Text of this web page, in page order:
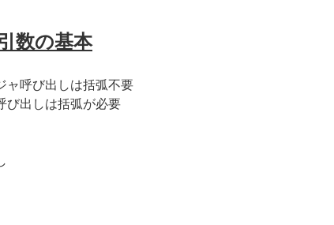
数の基本
ャ呼び出しは括弧不要
び出しは括弧が必要